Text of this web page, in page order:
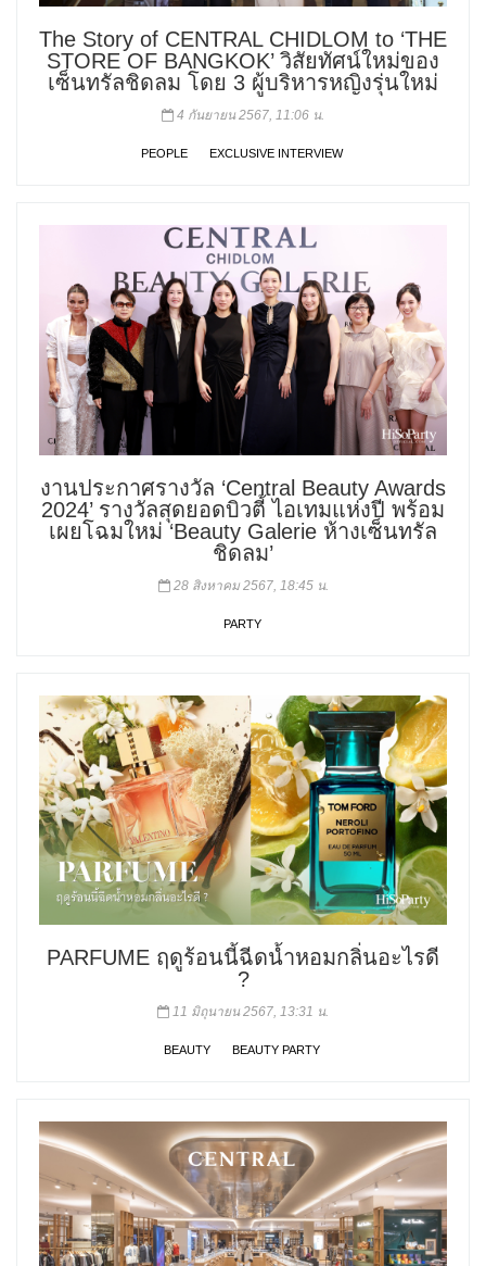
The Story of CENTRAL CHIDLOM to ‘THE
STORE OF BANGKOK’ วิสัยทัศน์ใหม่ของ
เซ็นทรัลชิดลม โดย 3 ผู้บริหารหญิงรุ่นใหม่
4 กันยายน 2567, 11:06 น.
PEOPLE EXCLUSIVE INTERVIEW
งานประกาศรางวัล ‘Central Beauty Awards
2024’ รางวัลสุดยอดบิวตี้ ไอเทมแห่งปี พร้อม
เผยโฉมใหม่ ‘Beauty Galerie ห้างเซ็นทรัล
ชิดลม’
28 สิงหาคม 2567, 18:45 น.
PARTY
PARFUME ฤดูร้อนนี้ฉีดน้ำหอมกลิ่นอะไรดี
?
11 มิถุนายน 2567, 13:31 น.
BEAUTY BEAUTY PARTY